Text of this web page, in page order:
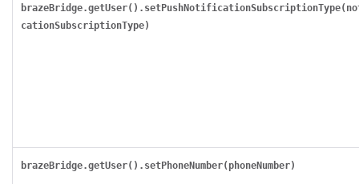
cationSubscriptionType)
brazeBridge.getUser().setPhoneNumber(phoneNumber)